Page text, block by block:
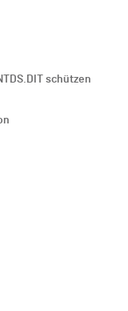
schützen